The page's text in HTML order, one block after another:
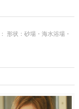
形状：砂場・海水浴場・